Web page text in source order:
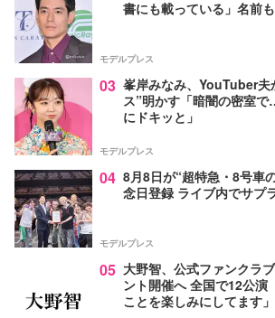
書にも載っている」名前
モデルプレス
03 峯岸みなみ、YouTuber夫
ス”明かす「暗闇の密室
にドキッと」
モデルプレス
04 8月8日が“超特急・8号車
念日登録 ライブ内でサプ
モデルプレス
05 大野智、公式ファンクラ
ント開催へ 全国で12公演
ことを楽しみにしてます」